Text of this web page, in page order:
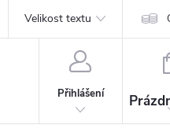
Reklamační řád Vrácení zboží a
Velikost textu
Přihlášení